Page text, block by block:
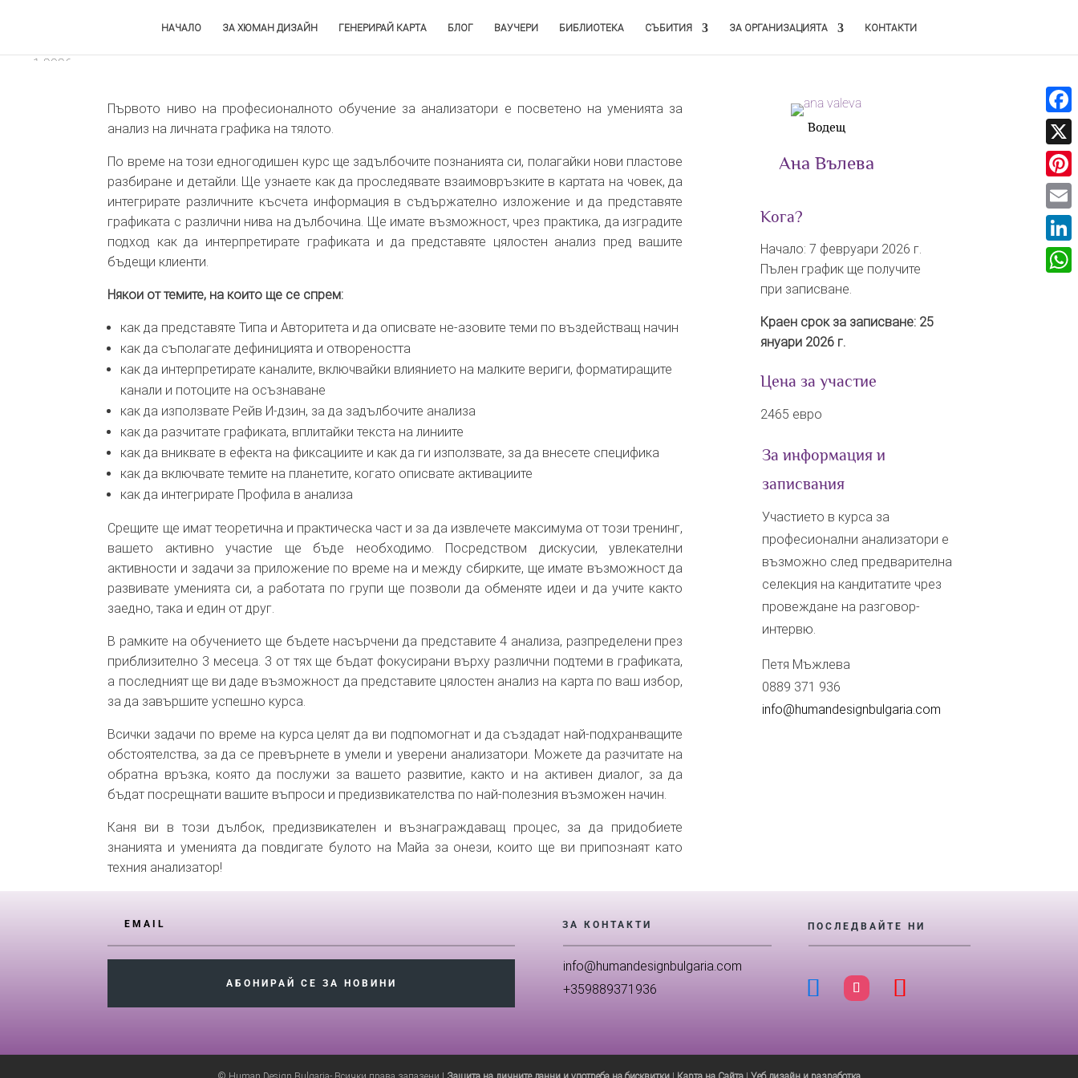
НАЧАЛО ЗА ХЮМАН ДИЗАЙН ГЕНЕРИРАЙ КАРТА БЛОГ ВАУЧЕРИ БИБЛИОТЕКА СЪБИТИЯ ЗА ОРГАНИЗАЦИЯТА КОНТАКТИ
Първото ниво на професионалното обучение за анализатори е посветено на уменията за
анализ на личната графика на тялото.
По време на този едногодишен курс ще задълбочите познанията си, полагайки нови пластове
разбиране и детайли. Ще узнаете как да проследявате взаимовръзките в картата на човек, да
интегрирате различните късчета информация в съдържателно изложение и да представяте
графиката с различни нива на дълбочина. Ще имате възможност, чрез практика, да изградите
подход как да интерпретирате графиката и да представяте цялостен анализ пред вашите
бъдещи клиенти.
Някои от темите, на които ще се спрем:
как да представяте Типа и Авторитета и да описвате не-азовите теми по въздействащ начин
как да съполагате дефиницията и отвореността
как да интерпретирате каналите, включвайки влиянието на малките вериги, форматиращите
канали и потоците на осъзнаване
как да използвате Рейв И-дзин, за да задълбочите анализа
как да разчитате графиката, вплитайки текста на линиите
как да вниквате в ефекта на фиксациите и как да ги използвате, за да внесете специфика
как да включвате темите на планетите, когато описвате активациите
как да интегрирате Профила в анализа
Срещите ще имат теоретична и практическа част и за да извлечете максимума от този тренинг,
вашето активно участие ще бъде необходимо. Посредством дискусии, увлекателни
активности и задачи за приложение по време на и между сбирките, ще имате възможност да
развивате уменията си, а работата по групи ще позволи да обменяте идеи и да учите както
заедно, така и един от друг.
В рамките на обучението ще бъдете насърчени да представите 4 анализа, разпределени през
приблизително 3 месеца. 3 от тях ще бъдат фокусирани върху различни подтеми в графиката,
а последният ще ви даде възможност да представите цялостен анализ на карта по ваш избор,
за да завършите успешно курса.
Всички задачи по време на курса целят да ви подпомогнат и да създадат най-подхранващите
обстоятелства, за да се превърнете в умели и уверени анализатори. Можете да разчитате на
обратна връзка, която да послужи за вашето развитие, както и на активен диалог, за да
бъдат посрещнати вашите въпроси и предизвикателства по най-полезния възможен начин.
Каня ви в този дълбок, предизвикателен и възнаграждаващ процес, за да придобиете
знанията и уменията да повдигате булото на Майа за онези, които ще ви припознаят като
техния анализатор!
Водещ
Ана Вълева
Кога?
Начало: 7 февруари 2026 г.
Пълен график ще получите
при записване.
Краен срок за записване: 25
януари 2026 г.
Цена за участие
2465 евро
За информация и
записвания
Участието в курса за
професионални анализатори е
възможно след предварителна
селекция на кандитатите чрез
провеждане на разговор-
интервю.
Петя Мъжлева
0889 371 936
info@humandesignbulgaria.com
АБОНИРАЙ СЕ ЗА НОВИНИ
ЗА КОНТАКТИ
info@humandesignbulgaria.com
+359889371936
ПОСЛЕДВАЙТЕ НИ
X
Email